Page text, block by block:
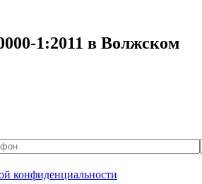
1:2011 в Волжском
конфиденциальности